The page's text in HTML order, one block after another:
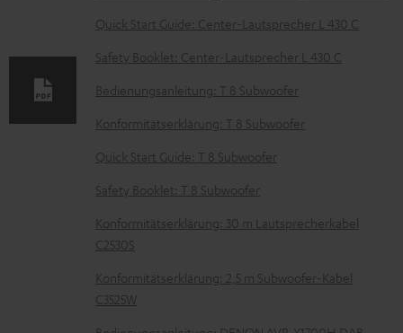
t
e
z
u
e
r
u
n
t
Quick Start Guide: Center-Lautsprecher L 430 C
Safety Booklet: Center-Lautsprecher L 430 C
Bedienungsanleitung: T 8 Subwoofer
Konformitätserklärung: T 8 Subwoofer
Quick Start Guide: T 8 Subwoofer
Safety Booklet: T 8 Subwoofer
Konformitätserklärung: 30 m Lautsprecherkabel
C2530S
Konformitätserklärung: 2,5 m Subwoofer-Kabel
C3525W